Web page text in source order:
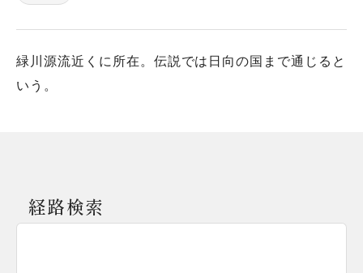
緑川源流近くに所在。伝説では日向の国まで通じると
いう。
経路検索